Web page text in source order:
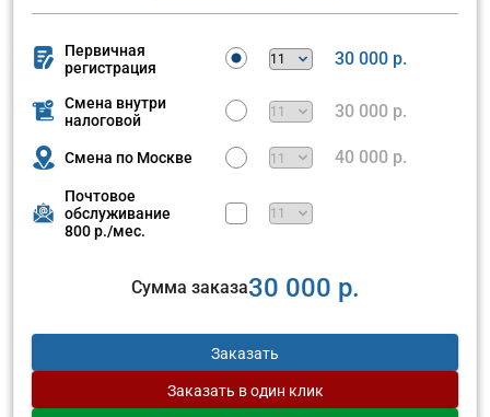
Первичная
регистрация
30 000 р.
Смена внутри
налоговой
30 000 р.
Смена по Москве 40 000 р.
Почтовое
обслуживание
800 р./мес.
Сумма заказа30 000 р.
Заказать
Заказать в один клик